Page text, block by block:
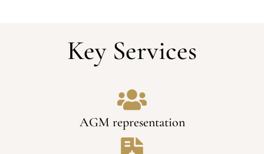
Key Services
AGM representation